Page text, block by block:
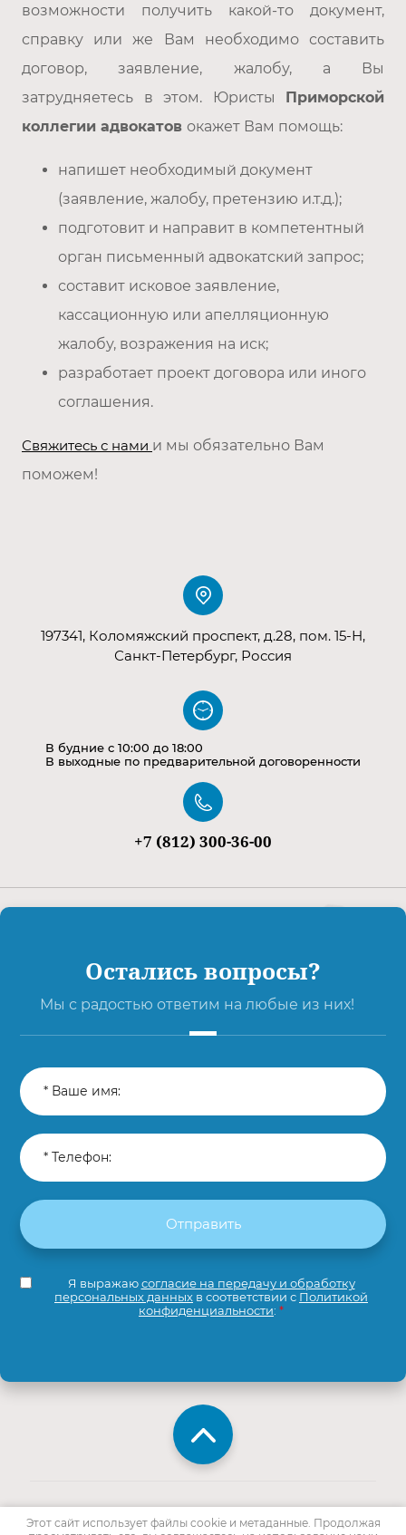
возможности получить какой-то документ,
справку или же Вам необходимо составить
договор, заявление, жалобу, а Вы
затрудняетесь в этом. Юристы Приморской
коллегии адвокатов окажет Вам помощь:
напишет необходимый документ
(заявление, жалобу, претензию и.т.д.);
подготовит и направит в компетентный
орган письменный адвокатский запрос;
составит исковое заявление,
кассационную или апелляционную
жалобу, возражения на иск;
разработает проект договора или иного
соглашения.
Свяжитесь с нами и мы обязательно Вам
поможем!
197341, Коломяжский проспект, д.28, пом. 15-Н,
Санкт-Петербург, Россия
В будние с 10:00 до 18:00
В выходные по предварительной договоренности
+7 (812) 300-36-00
Остались вопросы?
Мы с радостью ответим на любые из них!
Отправить
Я выражаюсогласие на передачу и обработку
персональных данных в соответствии с Политикой
конфиденциальности: *
Copyright © 2014 - 2018
Этот сайт использует файлы cookie и метаданные. Продолжая